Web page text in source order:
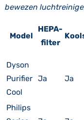
bewezen
Model
HEPA-
filter
Dyson
Purifier
Cool
Ja Ja
Philips